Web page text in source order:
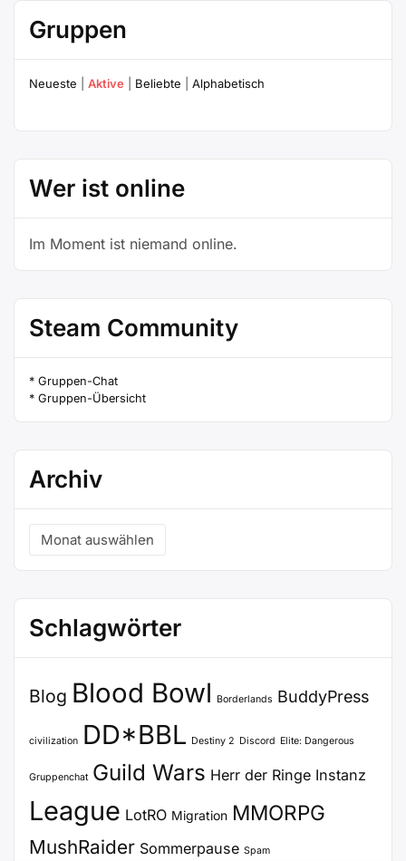
Gruppen
Neueste Aktive Beliebte Alphabetisch
Wer ist online
Im Moment ist niemand online.
Steam Community
* Gruppen-Chat
* Gruppen-Übersicht
Archiv
Archiv
Schlagwörter
Blog Blood Bowl Borderlands BuddyPress
civilization DD*BBL Destiny 2 Discord Elite: Dangerous
Gruppenchat Guild Wars Herr der Ringe Instanz
League LotRO Migration MMORPG
MushRaider Sommerpause Spam